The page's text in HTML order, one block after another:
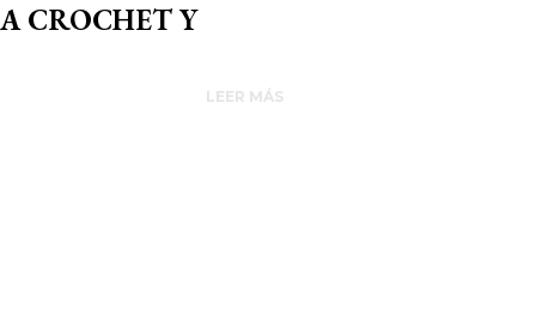
CROCHET Y
LEER MÁS